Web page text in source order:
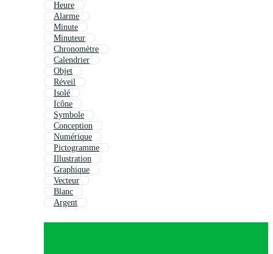
Heure
Alarme
Minute
Minuteur
Chronomètre
Calendrier
Objet
Réveil
Isolé
Icône
Symbole
Conception
Numérique
Pictogramme
Illustration
Graphique
Vecteur
Blanc
Argent